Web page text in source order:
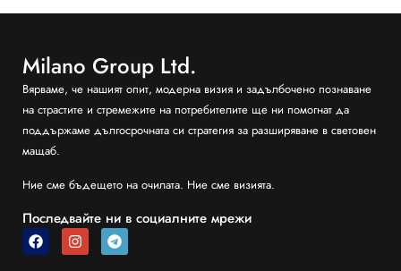
Milano Group Ltd.
Вярваме, че нашият опит, модерна визия и задълбочено познаване
на страстите и стремежите на потребителите ще ни помогнат да
поддържаме дългосрочната си стратегия за разширяване в световен
мащаб.
Ние сме бъдещето на очилата. Ние сме визията.
Последвайте ни в социалните мрежи